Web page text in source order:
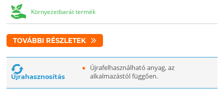
Környezetbarát termék
TOVÁBBI RÉSZLETEK
Újrahasznosítás
Újrafelhasználható anyag, az
alkalmazástól függően.